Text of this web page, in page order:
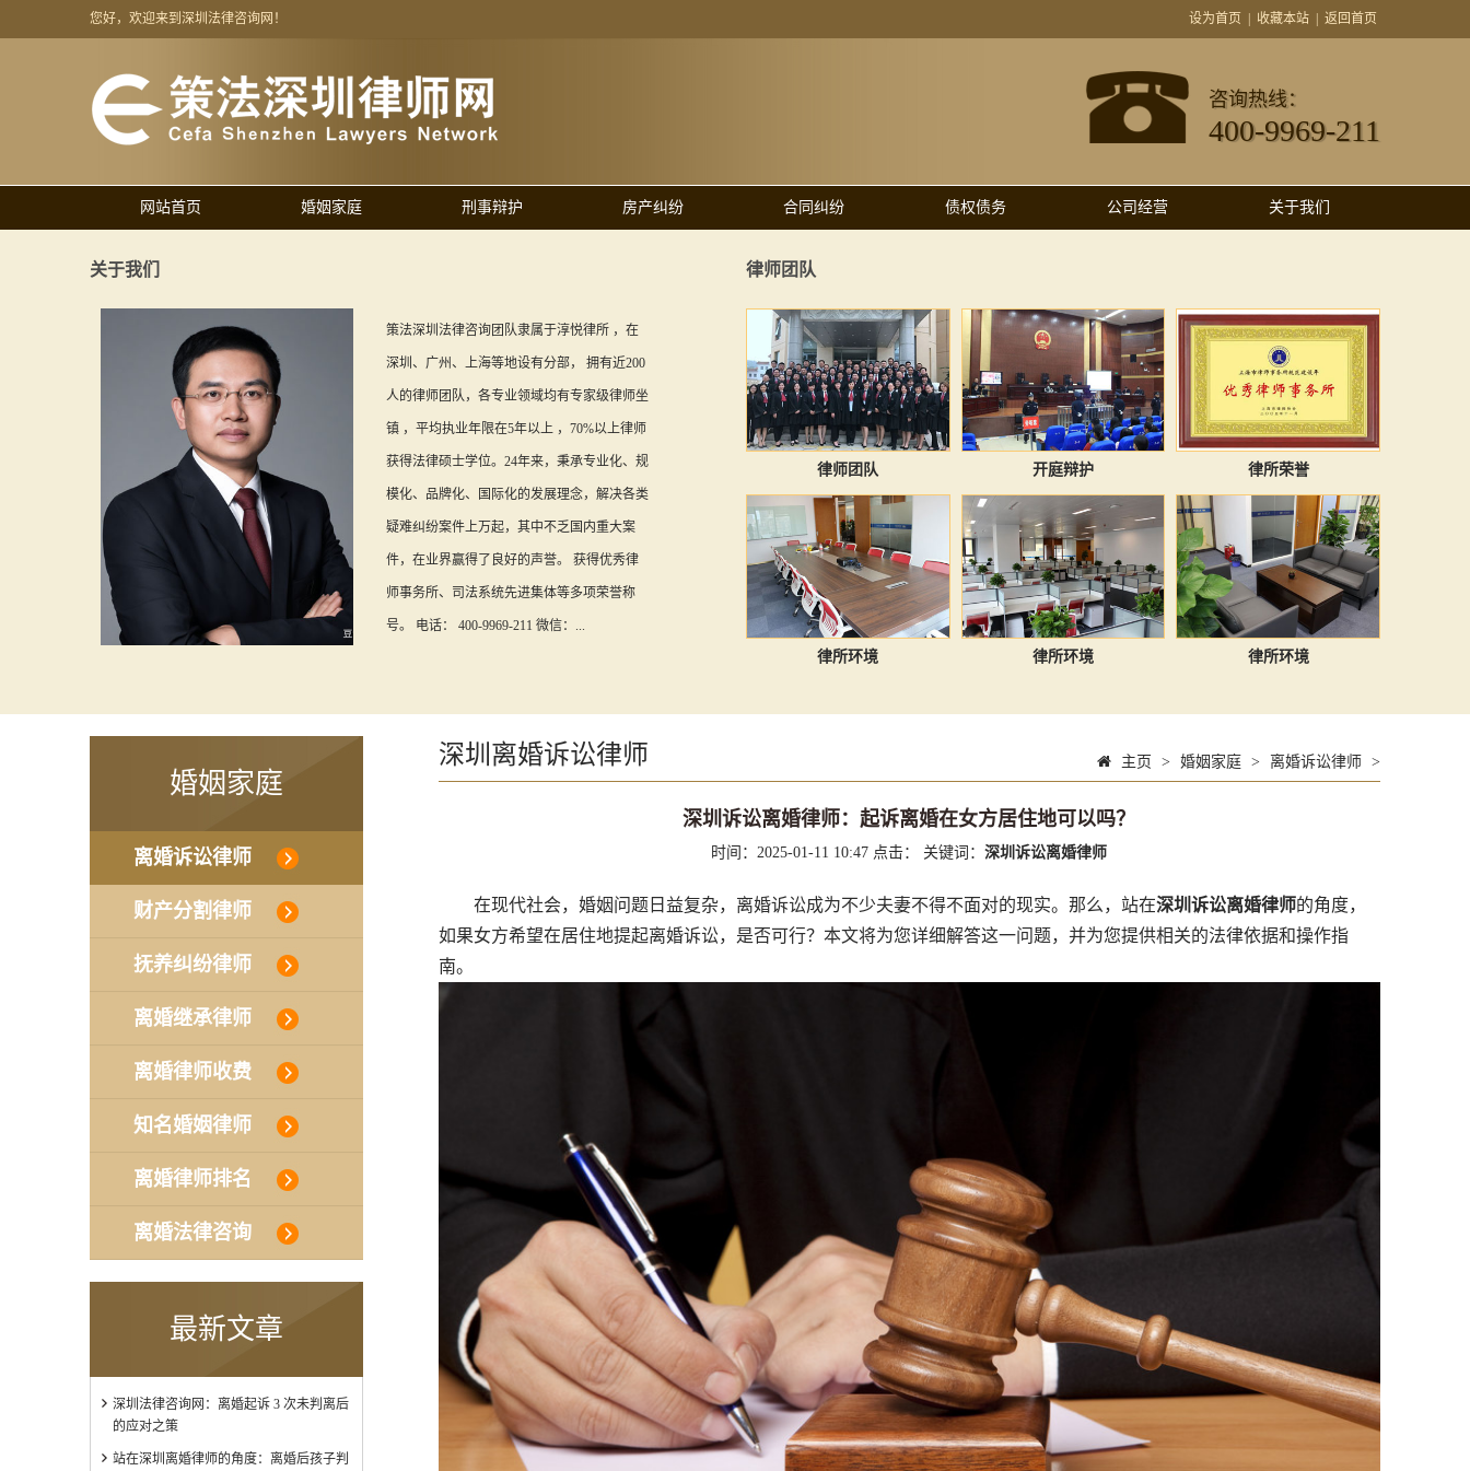
您好，欢迎来到深圳法律咨询网！ 设为首页 收藏本站 返回首页
咨询热线：
400-9969-211
网站首页 婚姻家庭 刑事辩护 房产纠纷 合同纠纷 债权债务 公司经营 关于我们
关于我们
策法深圳法律咨询团队隶属于淳悦律所 ，在
深圳、广州、上海等地设有分部， 拥有近200
人的律师团队，各专业领域均有专家级律师坐
镇 ，平均执业年限在5年以上 ，70%以上律师
获得法律硕士学位。24年来，秉承专业化、规
模化、品牌化、国际化的发展理念，解决各类
疑难纠纷案件上万起，其中不乏国内重大案
件，在业界赢得了良好的声誉。 获得优秀律
师事务所、司法系统先进集体等多项荣誉称
号。 电话： 400-9969-211 微信：...
律师团队
律师团队 开庭辩护 律所荣誉
律所环境 律所环境 律所环境
婚姻家庭
离婚诉讼律师
财产分割律师
抚养纠纷律师
离婚继承律师
离婚律师收费
知名婚姻律师
离婚律师排名
离婚法律咨询
最新文章
深圳法律咨询网：离婚起诉 3 次未判离后
的应对之策
站在深圳离婚律师的角度：离婚后孩子判
深圳离婚诉讼律师 主页 > 婚姻家庭 > 离婚诉讼律师 >
深圳诉讼离婚律师：起诉离婚在女方居住地可以吗？
时间：2025-01-11 10:47 点击： 关键词：深圳诉讼离婚律师
在现代社会，婚姻问题日益复杂，离婚诉讼成为不少夫妻不得不面对的现实。那么，站在深圳诉讼离婚律师的角度，
如果女方希望在居住地提起离婚诉讼，是否可行？本文将为您详细解答这一问题，并为您提供相关的法律依据和操作指
南。